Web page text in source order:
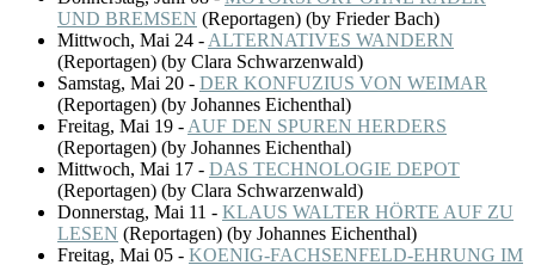
UND BREMSEN (Reportagen) (by Frieder Bach)
Mittwoch, Mai 24 - ALTERNATIVES WANDERN
(Reportagen) (by Clara Schwarzenwald)
Samstag, Mai 20 - DER KONFUZIUS VON WEIMAR
(Reportagen) (by Johannes Eichenthal)
Freitag, Mai 19 - AUF DEN SPUREN HERDERS
(Reportagen) (by Johannes Eichenthal)
Mittwoch, Mai 17 - DAS TECHNOLOGIE DEPOT
(Reportagen) (by Clara Schwarzenwald)
Donnerstag, Mai 11 - KLAUS WALTER HÖRTE AUF ZU
LESEN (Reportagen) (by Johannes Eichenthal)
Freitag, Mai 05 - KOENIG-FACHSENFELD-EHRUNG IM